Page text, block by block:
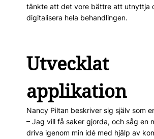
tänkte att det vore bättre att utnyttja
digitalisera hela behandlingen.
Utvecklat
applikation
Nancy Piltan beskriver sig själv som
– Jag vill få saker gjorda, och såg en
driva igenom min idé med hjälp av